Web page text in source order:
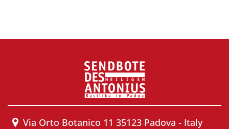
Via Orto Botanico 11 35123 Padova - Italy